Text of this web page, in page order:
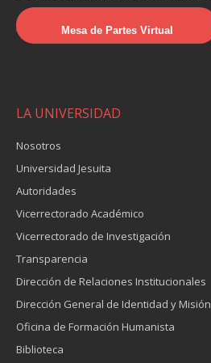
Mesa de Partes Virtual
LA UNIVERSIDAD
Nosotros
Universidad Jesuita
Autoridades
Vicerrectorado Académico
Vicerrectorado de Investigación
Transparencia
Dirección de Relaciones Institucionales
Dirección General de Identidad y Misión
Oficina de Formación Humanista
Biblioteca